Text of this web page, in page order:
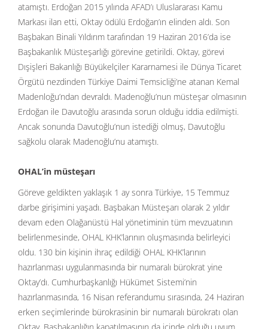
atamıştı. Erdoğan 2015 yılında AFAD’ı Uluslararası Kamu
Markası ilan etti, Oktay ödülü Erdoğan’ın elinden aldı. Son
Başbakan Binali Yıldırım tarafından 19 Haziran 2016’da ise
Başbakanlık Müsteşarlığı görevine getirildi. Oktay, görevi
Dışişleri Bakanlığı Büyükelçiler Kararnamesi ile Dünya Ticaret
Örgütü nezdinden Türkiye Daimi Temsicliği’ne atanan Kemal
Madenloğu’ndan devraldı. Madenoğlu’nun müsteşar olmasının
Erdoğan ile Davutoğlu arasında sorun olduğu iddia edilmişti.
Ancak sonunda Davutoğlu’nun istediği olmuş, Davutoğlu
sağkolu olarak Madenoğlu’nu atamıştı.
OHAL’in müsteşarı
Göreve geldikten yaklaşık 1 ay sonra Türkiye, 15 Temmuz
darbe girişimini yaşadı. Başbakan Müsteşarı olarak 2 yıldır
devam eden Olağanüstü Hal yönetiminin tüm mevzuatının
belirlenmesinde, OHAL KHK’larının oluşmasında belirleyici
oldu. 130 bin kişinin ihraç edildiği OHAL KHK’larının
hazırlanması uygulanmasında bir numaralı bürokrat yine
Oktay’dı. Cumhurbaşkanlığı Hükümet Sistemi’nin
hazırlanmasında, 16 Nisan referandumu sırasında, 24 Haziran
erken seçimlerinde bürokrasinin bir numaralı bürokratı olan